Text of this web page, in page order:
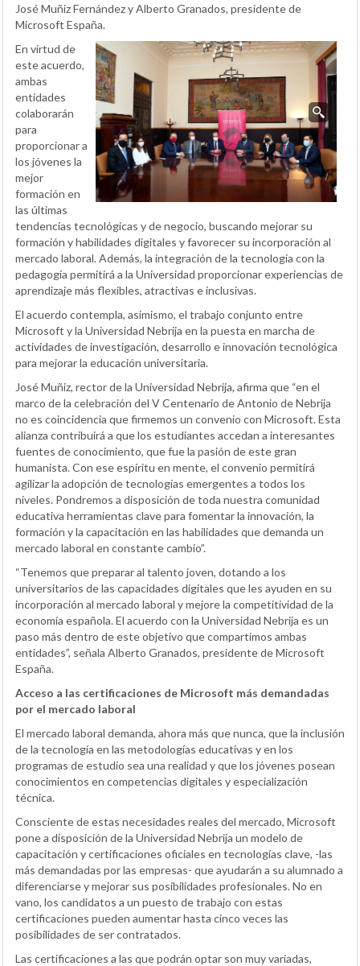
José Muñiz Fernández y Alberto Granados, presidente de
Microsoft España.
En virtud de
este acuerdo,
ambas
entidades
colaborarán
para
proporcionar a
los jóvenes la
mejor
formación en
las últimas
tendencias tecnológicas y de negocio, buscando mejorar su
formación y habilidades digitales y favorecer su incorporación al
mercado laboral. Además, la integración de la tecnología con la
pedagogía permitirá a la Universidad proporcionar experiencias de
aprendizaje más flexibles, atractivas e inclusivas.
El acuerdo contempla, asimismo, el trabajo conjunto entre
Microsoft y la Universidad Nebrija en la puesta en marcha de
actividades de investigación, desarrollo e innovación tecnológica
para mejorar la educación universitaria.
José Muñiz, rector de la Universidad Nebrija, afirma que “en el
marco de la celebración del V Centenario de Antonio de Nebrija
no es coincidencia que firmemos un convenio con Microsoft. Esta
alianza contribuirá a que los estudiantes accedan a interesantes
fuentes de conocimiento, que fue la pasión de este gran
humanista. Con ese espíritu en mente, el convenio permitirá
agilizar la adopción de tecnologías emergentes a todos los
niveles. Pondremos a disposición de toda nuestra comunidad
educativa herramientas clave para fomentar la innovación, la
formación y la capacitación en las habilidades que demanda un
mercado laboral en constante cambio”.
“Tenemos que preparar al talento joven, dotando a los
universitarios de las capacidades digitales que les ayuden en su
incorporación al mercado laboral y mejore la competitividad de la
economía española. El acuerdo con la Universidad Nebrija es un
paso más dentro de este objetivo que compartimos ambas
entidades”, señala Alberto Granados, presidente de Microsoft
España.
Acceso a las certificaciones de Microsoft más demandadas
por el mercado laboral
El mercado laboral demanda, ahora más que nunca, que la inclusión
de la tecnología en las metodologías educativas y en los
programas de estudio sea una realidad y que los jóvenes posean
conocimientos en competencias digitales y especialización
técnica.
Consciente de estas necesidades reales del mercado, Microsoft
pone a disposición de la Universidad Nebrija un modelo de
capacitación y certificaciones oficiales en tecnologías clave, -las
más demandadas por las empresas- que ayudarán a su alumnado a
diferenciarse y mejorar sus posibilidades profesionales. No en
vano, los candidatos a un puesto de trabajo con estas
certificaciones pueden aumentar hasta cinco veces las
posibilidades de ser contratados.
Las certificaciones a las que podrán optar son muy variadas,